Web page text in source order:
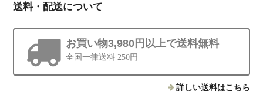
送料・配送について
お買い物3,980円以上で送料無料
全国一律送料 250円
詳しい送料はこちら